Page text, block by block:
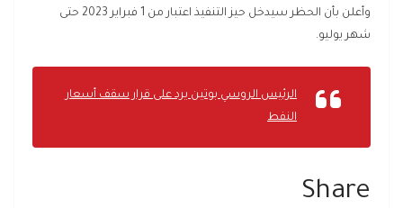
وأعلن بأن الحظر سيدخل حيز التنفيذ اعتبار من 1 فبراير 2023 حتى
شهر يوليو.
الرئيس الروسي بوتين يرد على قرار سقف أسعار
النفط
Share